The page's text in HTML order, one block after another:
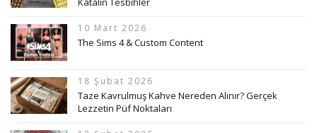
10 Mart 2026
The Sims 4 & Custom Content
18 Şubat 2026
Taze Kavrulmuş Kahve Nereden Alınır? Gerçek
Lezzetin Püf Noktaları